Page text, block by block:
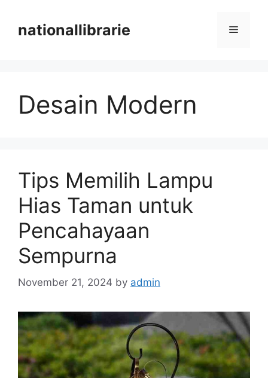
contentnationallibrarie Menu
Desain Modern
Tips Memilih Lampu
Hias Taman untuk
Pencahayaan
Sempurna
November 21, 2024 by admin